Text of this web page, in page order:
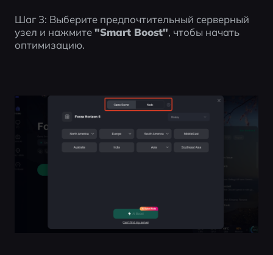
Шаг 3: Выберите предпочтительный серверный
узел и нажмите "Smart Boost", чтобы начать
оптимизацию.